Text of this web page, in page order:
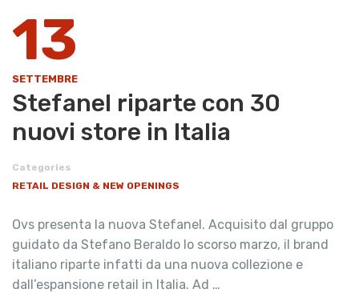
13
SETTEMBRE
Stefanel riparte con 30
nuovi store in Italia
Categories
RETAIL DESIGN & NEW OPENINGS
Ovs presenta la nuova Stefanel. Acquisito dal gruppo
guidato da Stefano Beraldo lo scorso marzo, il brand
italiano riparte infatti da una nuova collezione e
dall’espansione retail in Italia. Ad …